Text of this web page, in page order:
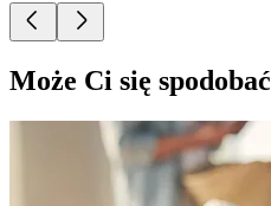
Może Ci się spodobać